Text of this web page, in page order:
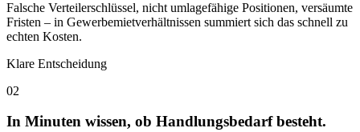
Falsche Verteilerschlüssel, nicht umlagefähige Positionen, versäumte
Fristen – in Gewerbemietverhältnissen summiert sich das schnell zu
echten Kosten.
Klare Entscheidung
02
In Minuten wissen, ob Handlungsbedarf besteht.